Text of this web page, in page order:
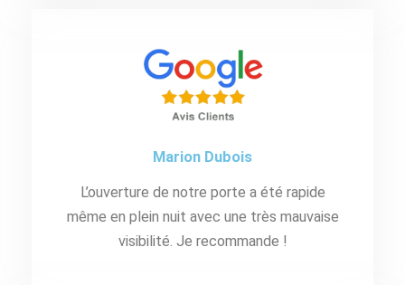
Marion Dubois
L’ouverture de notre porte a été rapide
même en plein nuit avec une très mauvaise
visibilité. Je recommande !